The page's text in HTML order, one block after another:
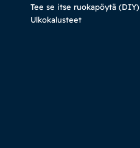
Tee se itse ruokapöytä (DIY)
Ulkokalusteet